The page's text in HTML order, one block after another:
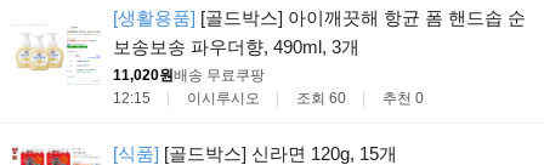
[생활용품] [골드박스] 아이깨끗해 항균 폼 핸드솝 순
보송보송 파우더향, 490ml, 3개
11,020원배송 무료 쿠팡
12:15
이시루시오 조회 60 추천 0
[식품] [골드박스] 신라면 120g, 15개